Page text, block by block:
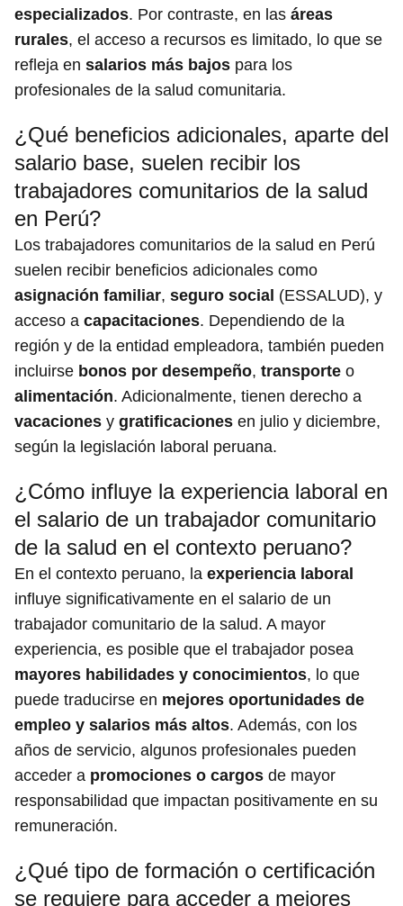
especializados. Por contraste, en las áreas
rurales, el acceso a recursos es limitado, lo que se
refleja en salarios más bajos para los
profesionales de la salud comunitaria.
¿Qué beneficios adicionales, aparte del
salario base, suelen recibir los
trabajadores comunitarios de la salud
en Perú?
Los trabajadores comunitarios de la salud en Perú
suelen recibir beneficios adicionales como
asignación familiar, seguro social (ESSALUD), y
acceso a capacitaciones. Dependiendo de la
región y de la entidad empleadora, también pueden
incluirse bonos por desempeño, transporte o
alimentación. Adicionalmente, tienen derecho a
vacaciones y gratificaciones en julio y diciembre,
según la legislación laboral peruana.
¿Cómo influye la experiencia laboral en
el salario de un trabajador comunitario
de la salud en el contexto peruano?
En el contexto peruano, la experiencia laboral
influye significativamente en el salario de un
trabajador comunitario de la salud. A mayor
experiencia, es posible que el trabajador posea
mayores habilidades y conocimientos, lo que
puede traducirse en mejores oportunidades de
empleo y salarios más altos. Además, con los
años de servicio, algunos profesionales pueden
acceder a promociones o cargos de mayor
responsabilidad que impactan positivamente en su
remuneración.
¿Qué tipo de formación o certificación
se requiere para acceder a mejores